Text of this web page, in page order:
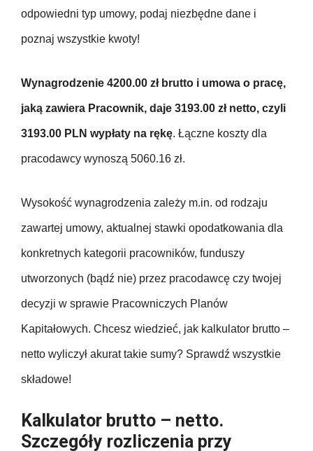
odpowiedni typ umowy, podaj niezbędne dane i
poznaj wszystkie kwoty!
Wynagrodzenie 4200.00 zł brutto i umowa o pracę,
jaką zawiera Pracownik, daje 3193.00 zł netto, czyli
3193.00 PLN wypłaty na rękę. Łączne koszty dla
pracodawcy wynoszą 5060.16 zł.
Wysokość wynagrodzenia zależy m.in. od rodzaju
zawartej umowy, aktualnej stawki opodatkowania dla
konkretnych kategorii pracowników, funduszy
utworzonych (bądź nie) przez pracodawcę czy twojej
decyzji w sprawie Pracowniczych Planów
Kapitałowych. Chcesz wiedzieć, jak kalkulator brutto –
netto wyliczył akurat takie sumy? Sprawdź wszystkie
składowe!
Kalkulator brutto – netto.
Szczegóły rozliczenia przy